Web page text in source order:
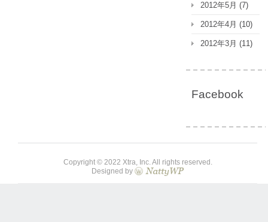
2012年5月 (7)
2012年4月 (10)
2012年3月 (11)
Facebook
Copyright © 2022 Xtra, Inc. All rights reserved.
Designed by